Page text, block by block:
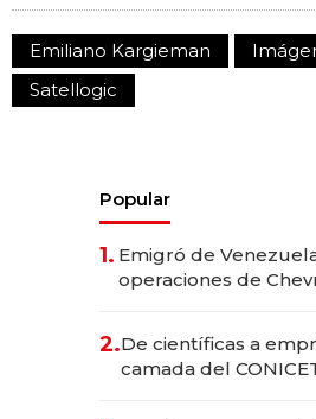
Emiliano Kargieman
Satellogic
Popular
1. Emigró de
operaciones de
2.De científicas a
camada del